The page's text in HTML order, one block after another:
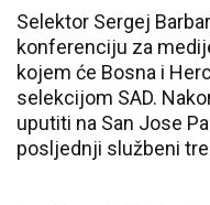
Selektor Sergej
konferenciju za
kojem će Bosna i
selekcijom SAD.
uputiti na San Jose
posljednji službeni